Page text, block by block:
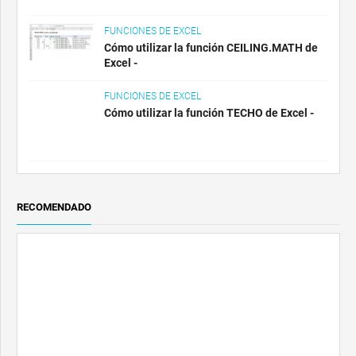
FUNCIONES DE EXCEL
Cómo utilizar la función CEILING.MATH de
Excel -
FUNCIONES DE EXCEL
Cómo utilizar la función TECHO de Excel -